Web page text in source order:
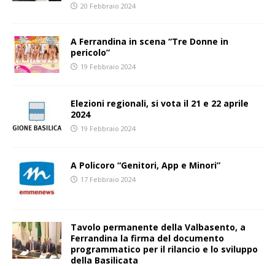
20 Febbraio 2024
A Ferrandina in scena “Tre Donne in
pericolo”
19 Febbraio 2024
Elezioni regionali, si vota il 21 e 22 aprile
2024
19 Febbraio 2024
A Policoro “Genitori, App e Minori”
17 Febbraio 2024
Tavolo permanente della Valbasento, a
Ferrandina la firma del documento
programmatico per il rilancio e lo sviluppo
della Basilicata